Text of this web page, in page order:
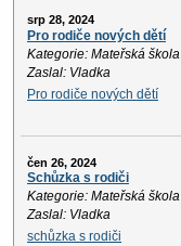
srp 28, 2024
Pro rodiče nových dětí
Kategorie: Mateřská škola
Zaslal: Vladka
Pro rodiče nových dětí
čen 26, 2024
Schůzka s rodiči
Kategorie: Mateřská škola
Zaslal: Vladka
schůzka s rodiči